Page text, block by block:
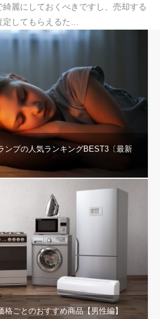
麗にしておくべきですし、売却する
してもらえるた…
ンプの人気ランキングBEST3〔最新
ごとのおすすめ商品【男性編】